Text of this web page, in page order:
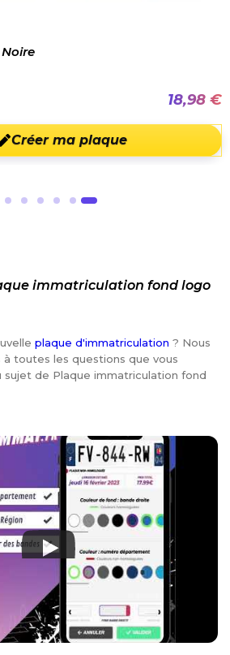
18,98 €
Créer ma plaque
immatriculation fond logo
plaque d'immatriculation ? Nous
toutes les questions que vous
sujet de Plaque immatriculation fond